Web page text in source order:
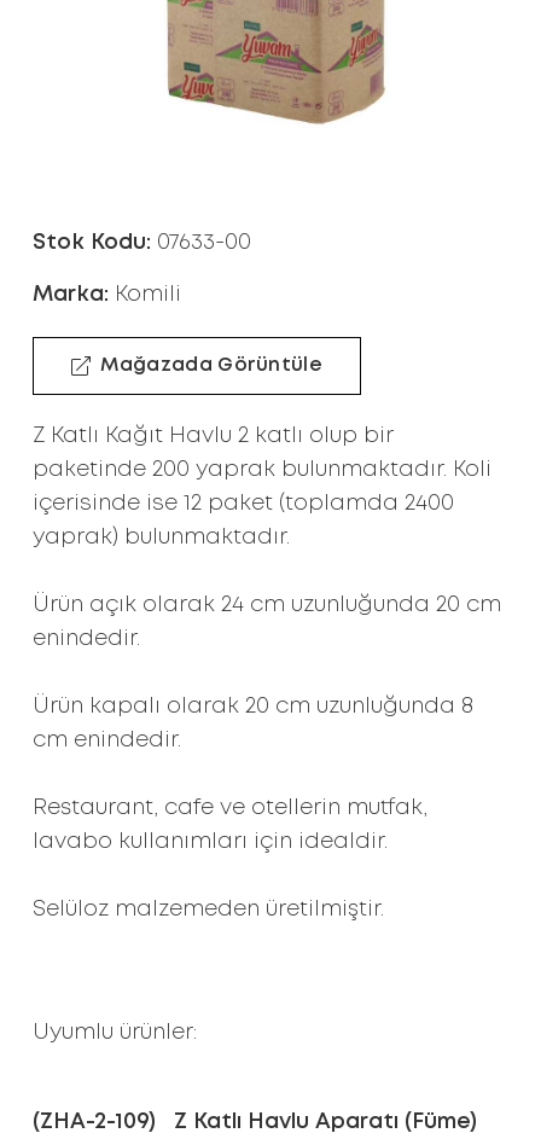
Stok Kodu: 07633-00
Marka: Komili
Mağazada Görüntüle
Z Katlı Kağıt Havlu 2 katlı olup bir
paketinde 200 yaprak bulunmaktadır. Koli
içerisinde ise 12 paket (toplamda 2400
yaprak) bulunmaktadır.
Ürün açık olarak 24 cm uzunluğunda 20 cm
enindedir.
Ürün kapalı olarak 20 cm uzunluğunda 8
cm enindedir.
Restaurant, cafe ve otellerin mutfak,
lavabo kullanımları için idealdir.
Selüloz malzemeden üretilmiştir.
Uyumlu ürünler:
(ZHA-2-109) Z Katlı Havlu Aparatı (Füme)